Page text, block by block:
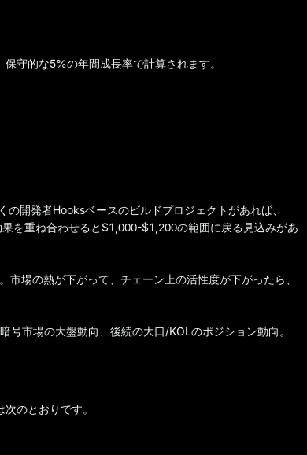
守的な5%の年間成長率で計算されます。
開発者Hooksベースのビルドプロジェクトがあれば、
を重ね合わせると$1,000-$1,200の範囲に戻る見込みがあ
場の熱が下がって、チェーン上の活性度が下がったら、
市場の大盤動向、後続の大口/KOLのポジション動向。
のとおりです。